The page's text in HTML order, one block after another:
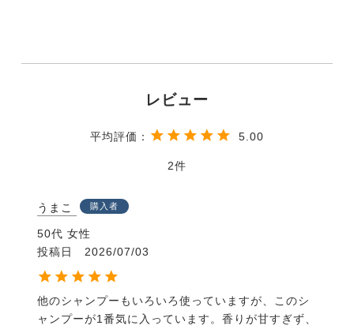
5.00
2
うまこ 購入者
50代 女性
投稿日
2026/07/03
他のシャンプーもいろいろ使っていますが、このシ
ャンプーが1番気に入っています。香りが甘すぎず、